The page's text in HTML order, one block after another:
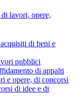
lavori, opere,
di beni e
pubblici
di appalti
e opere, di concorsi
di idee e di